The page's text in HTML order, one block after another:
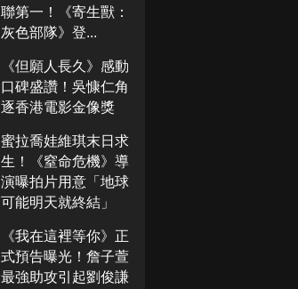
聯第一！《寄生獸：
灰色部隊》登...
《但願人長久》感動
口碑盛讚！吳慷仁角
逐香港電影金像獎
蜜拉喬娃維琪末日求
生！《窒命危機》導
演曝拍片用意「地球
可能明天就終結」
《我在這裡等你》正
式預告曝光！詹子萱
最強助攻引起劉俊謙